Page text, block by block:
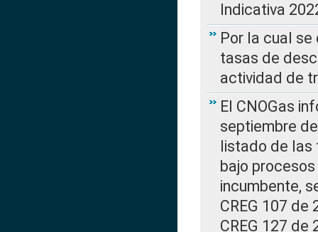
Indicativa
Por la cual
tasas de
actividad de
El CNOGas
septiembre
listado de las
bajo
incumbente,
CREG 107
CREG 127 de